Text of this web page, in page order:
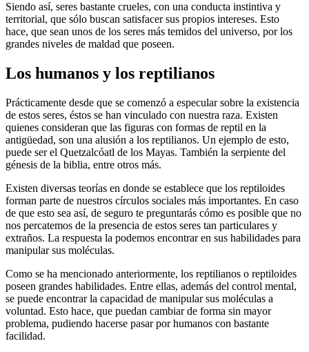
Siendo así, seres bastante crueles, con una conducta instintiva y
territorial, que sólo buscan satisfacer sus propios intereses. Esto
hace, que sean unos de los seres más temidos del universo, por los
grandes niveles de maldad que poseen.
Los humanos y los reptilianos
Prácticamente desde que se comenzó a especular sobre la existencia
de estos seres, éstos se han vinculado con nuestra raza. Existen
quienes consideran que las figuras con formas de reptil en la
antigüedad, son una alusión a los reptilianos. Un ejemplo de esto,
puede ser el Quetzalcóatl de los Mayas. También la serpiente del
génesis de la biblia, entre otros más.
Existen diversas teorías en donde se establece que los reptiloides
forman parte de nuestros círculos sociales más importantes. En caso
de que esto sea así, de seguro te preguntarás cómo es posible que no
nos percatemos de la presencia de estos seres tan particulares y
extraños. La respuesta la podemos encontrar en sus habilidades para
manipular sus moléculas.
Como se ha mencionado anteriormente, los reptilianos o reptiloides
poseen grandes habilidades. Entre ellas, además del control mental,
se puede encontrar la capacidad de manipular sus moléculas a
voluntad. Esto hace, que puedan cambiar de forma sin mayor
problema, pudiendo hacerse pasar por humanos con bastante
facilidad.